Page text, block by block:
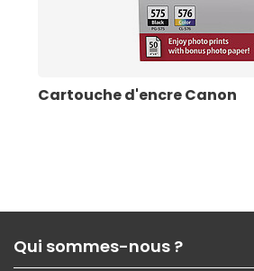
Cartouche d'encre Canon
Qui sommes-nous ?